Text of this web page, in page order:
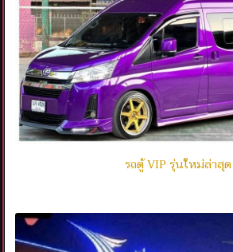
รถตู้ VIP รุ่นใหม่ล่าสุด